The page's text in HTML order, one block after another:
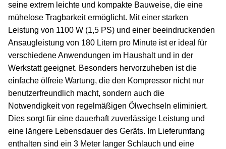
seine extrem leichte und kompakte Bauweise, die eine
mühelose Tragbarkeit ermöglicht. Mit einer starken
Leistung von 1100 W (1,5 PS) und einer beeindruckenden
Ansaugleistung von 180 Litern pro Minute ist er ideal für
verschiedene Anwendungen im Haushalt und in der
Werkstatt geeignet. Besonders hervorzuheben ist die
einfache ölfreie Wartung, die den Kompressor nicht nur
benutzerfreundlich macht, sondern auch die
Notwendigkeit von regelmäßigen Ölwechseln eliminiert.
Dies sorgt für eine dauerhaft zuverlässige Leistung und
eine längere Lebensdauer des Geräts. Im Lieferumfang
enthalten sind ein 3 Meter langer Schlauch und eine